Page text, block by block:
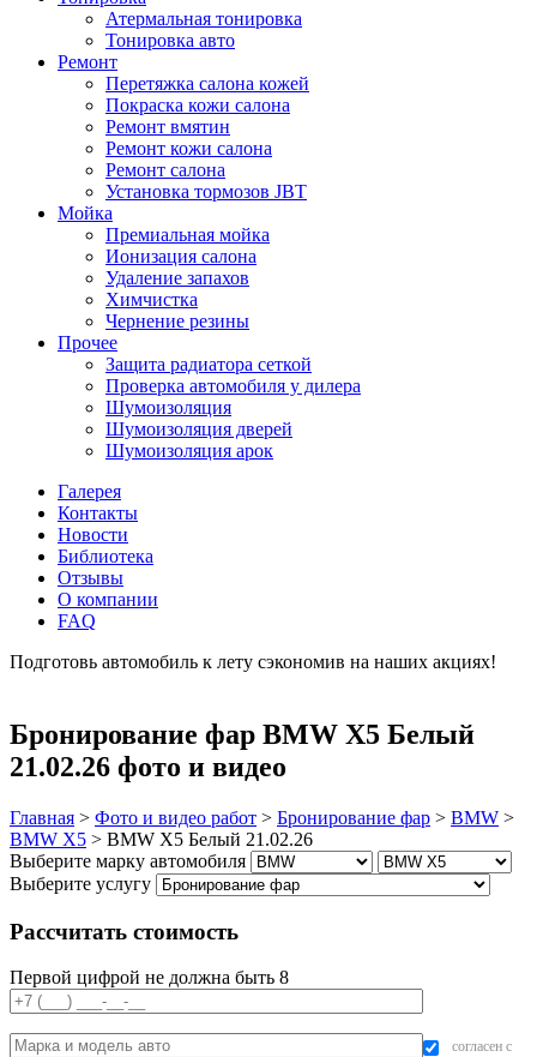
Атермальная тонировка
Тонировка авто
Ремонт
Перетяжка салона кожей
Покраска кожи салона
Ремонт вмятин
Ремонт кожи салона
Ремонт салона
Установка тормозов JBT
Мойка
Премиальная мойка
Ионизация салона
Удаление запахов
Химчистка
Чернение резины
Прочее
Защита радиатора сеткой
Проверка автомобиля у дилера
Шумоизоляция
Шумоизоляция дверей
Шумоизоляция арок
Галерея
Контакты
Новости
Библиотека
Отзывы
О компании
FAQ
Подготовь автомобиль к лету сэкономив на наших акциях!
Бронирование фар BMW X5 Белый
21.02.26 фото и видео
Главная > Фото и видео работ > Бронирование фар > BMW >
BMW X5 > BMW X5 Белый 21.02.26
Выберите марку автомобиля
Выберите услугу
Рассчитать стоимость
Первой цифрой не должна быть 8
согласен с